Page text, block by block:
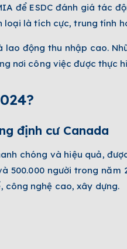
để ESDC đánh giá tác
loại là tích cực, trung tính
động thu nhập cao.
nơi công việc được thực
định cư Canada
chóng và hiệu quả,
500.000 người trong năm
công nghệ cao, xây dựng.